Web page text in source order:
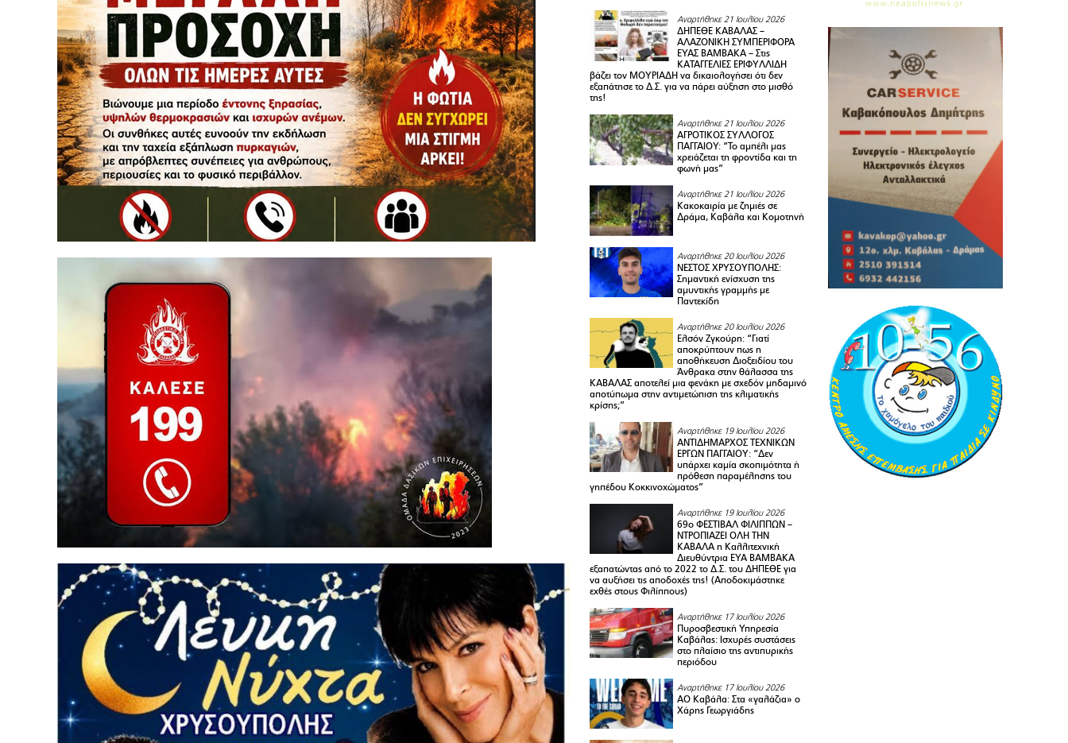
Αναρτήθηκε 21 Ιουλίου 2026
ΔΗΠΕΘΕ ΚΑΒΑΛΑΣ –
ΑΛΑΖΟΝΙΚΗ ΣΥΜΠΕΡΙΦΟΡΑ
ΕΥΑΣ ΒΑΜΒΑΚΑ – Στις
ΚΑΤΑΓΓΕΛΙΕΣ ΕΡΙΦΥΛΛΙΔΗ
βάζει τον ΜΟΥΡΙΑΔΗ να δικαιολογήσει ότι δεν
εξαπάτησε το Δ.Σ. για να πάρει αύξηση στο μισθό
της!
Αναρτήθηκε 21 Ιουλίου 2026
ΑΓΡΟΤΙΚΟΣ ΣΥΛΛΟΓΟΣ
ΠΑΓΓΑΙΟY: “Το αμπέλι μας
χρειάζεται τη φροντίδα και τη
φωνή μας”
Αναρτήθηκε 21 Ιουλίου 2026
Κακοκαιρία με ζημιές σε
Δράμα, Καβάλα και Κομοτηνή
Αναρτήθηκε 20 Ιουλίου 2026
ΝΕΣΤΟΣ ΧΡΥΣΟΥΠΟΛΗΣ:
Σημαντική ενίσχυση της
αμυντικής γραμμής με
Παντεκίδη
Αναρτήθηκε 20 Ιουλίου 2026
Ελσόν Ζγκούρη: “Γιατί
αποκρύπτουν πως η
αποθήκευση Διοξειδίου του
Άνθρακα στην θάλασσα της
ΚΑΒΑΛΑΣ αποτελεί μια φενάκη με σχεδόν μηδαμινό
αποτύπωμα στην αντιμετώπιση της κλιματικής
κρίσης;”
Αναρτήθηκε 19 Ιουλίου 2026
ΑΝΤΙΔΗΜΑΡΧΟΣ ΤΕΧΝΙΚΩΝ
ΕΡΓΩΝ ΠΑΓΓΑΙΟΥ: “Δεν
υπάρχει καμία σκοπιμότητα ή
πρόθεση παραμέλησης του
γηπέδου Κοκκινοχώματος”
Αναρτήθηκε 19 Ιουλίου 2026
69ο ΦΕΣΤΙΒΑΛ ΦΙΛΙΠΠΩΝ –
ΝΤΡΟΠΙΑΖΕΙ ΟΛΗ ΤΗΝ
ΚΑΒΑΛΑ η Καλλιτεχνική
Διευθύντρια ΕΥΑ ΒΑΜΒΑΚΑ
εξαπατώντας από το 2022 το Δ.Σ. του ΔΗΠΕΘΕ για
να αυξήσει τις αποδοχές της! (Αποδοκιμάστηκε
εχθές στους Φιλίππους)
Αναρτήθηκε 17 Ιουλίου 2026
Πυροσβεστική Υπηρεσία
Καβάλας: Ισχυρές συστάσεις
στο πλαίσιο της αντιπυρικής
περιόδου
Αναρτήθηκε 17 Ιουλίου 2026
ΑΟ Καβάλα: Στα «γαλάζια» ο
Χάρης Γεωργιάδης